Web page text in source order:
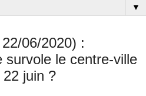
▼
06/2020) :
survole le centre-ville
juin ?